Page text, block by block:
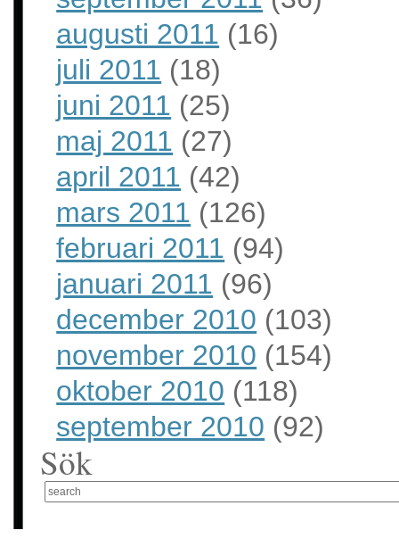
augusti 2011 (16)
juli 2011 (18)
juni 2011 (25)
maj 2011 (27)
april 2011 (42)
mars 2011 (126)
februari 2011 (94)
januari 2011 (96)
december 2010 (103)
november 2010 (154)
oktober 2010 (118)
september 2010 (92)
Sök